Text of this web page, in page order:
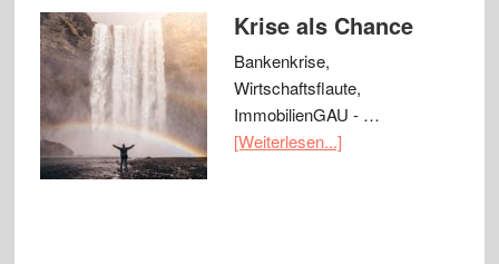
Krise als Chance
Bankenkrise,
Wirtschaftsflaute,
ImmobilienGAU - …
[Weiterlesen...]